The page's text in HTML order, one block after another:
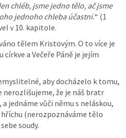
chléb, jsme jedno tělo, ač jsme
jednoho chleba účastni.“ (1
v 10. kapitole.
tělem Kristovým. O to více je
a Večeře Páně je jejím
aby docházelo k tomu,
nerozlišujeme, že je náš bratr
jednáme vůči němu s neláskou,
(nerozpoznáváme tělo
soudy.